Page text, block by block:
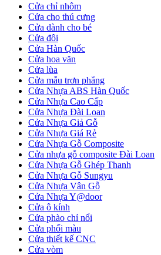
Cửa Gỗ MDF Laminate
Cửa chỉ nhôm
Cửa cho thú cưng
Cửa dành cho bé
Cửa đôi
Cửa Hàn Quốc
Cửa hoa văn
Cửa lùa
Cửa mẫu trơn phẳng
Cửa Nhựa ABS Hàn Quốc
Cửa Nhựa Cao Cấp
Cửa Nhựa Đài Loan
Cửa Nhựa Giả Gỗ
Cửa Nhựa Giá Rẻ
Cửa Nhựa Gỗ Composite
Cửa nhựa gỗ composite Đài Loan
Cửa Nhựa Gỗ Ghép Thanh
Cửa Nhựa Gỗ Sungyu
Cửa Nhựa Vân Gỗ
Cửa Nhựa Y@door
Cửa ô kính
Cửa phào chỉ nổi
Cửa phối màu
Cửa thiết kế CNC
Cửa vòm